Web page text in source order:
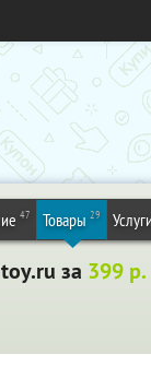
47 Товары 29
за 399